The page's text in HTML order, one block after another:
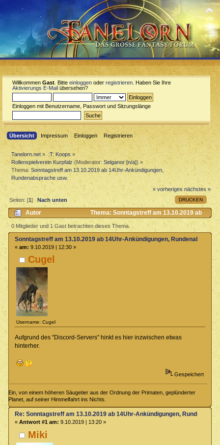
Willkommen Gast . Bitte einloggen oder registrieren . Haben Sie Ihre
Aktivierungs E-Mail übersehen?
Einloggen mit Benutzername, Passwort und Sitzungslänge
Übersicht Impressum Einloggen Registrieren
Tanelorn.net » :T: Koops »
Rollenspielverein Kurpfalz (Moderator:Selganor [n/a]) »
Thema:Sonntagstreff am 13.10.2019 ab 14Uhr-Ankündigungen,
Rundenabsprache usw.
« vorheriges nächstes »
DRUCKEN
Seiten: [1] Nach unten
Autor
Thema: Sonntagstreff am 13.10.2019 ab
14Uhr-Ankündigungen, Rundenabsprache usw. (Gelesen 2382 mal)
0 Mitglieder und 1 Gast betrachten dieses Thema.
Cugel
Username: Cugel
Sonntagstreff am 13.10.2019 ab 14Uhr-Ankündigungen,
« am: 9.10.2019 | 12:30 »
Aufgrund des "Discord-Servers" hinkt es hier inzwischen etwas
hinterher.
Gespeichert
Ein, von einem höheren Säugetier aus der Ordnung der Primaten, geplünderter
Planet, auf seiner Himmelfahrt ins Nichts.
Miki
Re: Sonntagstreff am 13.10.2019 ab 14Uhr-Ankündigungen,
« Antwort #1 am: 9.10.2019 | 13:20 »